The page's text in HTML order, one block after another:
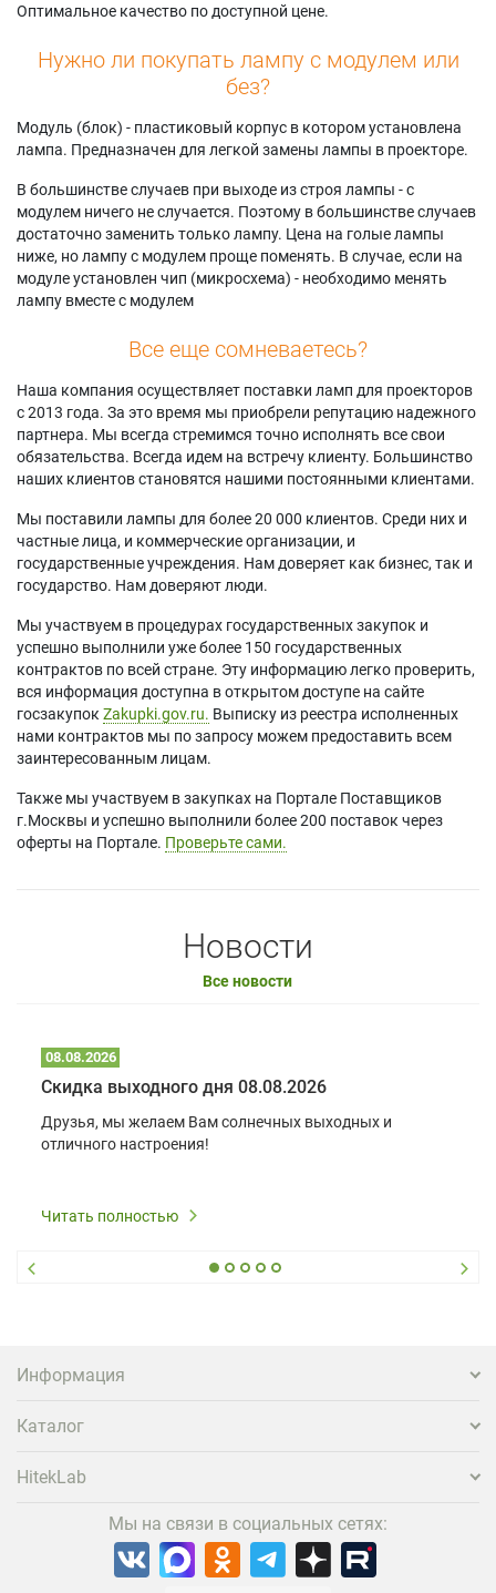
Оптимальное качество по доступной цене.
Нужно ли покупать лампу с модулем или
без?
Модуль (блок) - пластиковый корпус в котором установлена
лампа. Предназначен для легкой замены лампы в проекторе.
В большинстве случаев при выходе из строя лампы - с
модулем ничего не случается. Поэтому в большинстве случаев
достаточно заменить только лампу. Цена на голые лампы
ниже, но лампу с модулем проще поменять. В случае, если на
модуле установлен чип (микросхема) - необходимо менять
лампу вместе с модулем
Все еще сомневаетесь?
Наша компания осуществляет поставки ламп для проекторов
с 2013 года. За это время мы приобрели репутацию надежного
партнера. Мы всегда стремимся точно исполнять все свои
обязательства. Всегда идем на встречу клиенту. Большинство
наших клиентов становятся нашими постоянными клиентами.
Мы поставили лампы для более 20 000 клиентов. Среди них и
частные лица, и коммерческие организации, и
государственные учреждения. Нам доверяет как бизнес, так и
государство. Нам доверяют люди.
Мы участвуем в процедурах государственных закупок и
успешно выполнили уже более 150 государственных
контрактов по всей стране. Эту информацию легко проверить,
вся информация доступна в открытом доступе на сайте
госзакупок Zakupki.gov.ru. Выписку из реестра исполненных
нами контрактов мы по запросу можем предоставить всем
заинтересованным лицам.
Также мы участвуем в закупках на Портале Поставщиков
г.Москвы и успешно выполнили более 200 поставок через
оферты на Портале. Проверьте сами.
Новости
Все новости
08.08.2026
Скидка выходного дня 08.08.2026
Друзья, мы желаем Вам солнечных выходных и
отличного настроения!
Читать полностью
Информация
Каталог
HitekLab
Мы на связи в социальных сетях: